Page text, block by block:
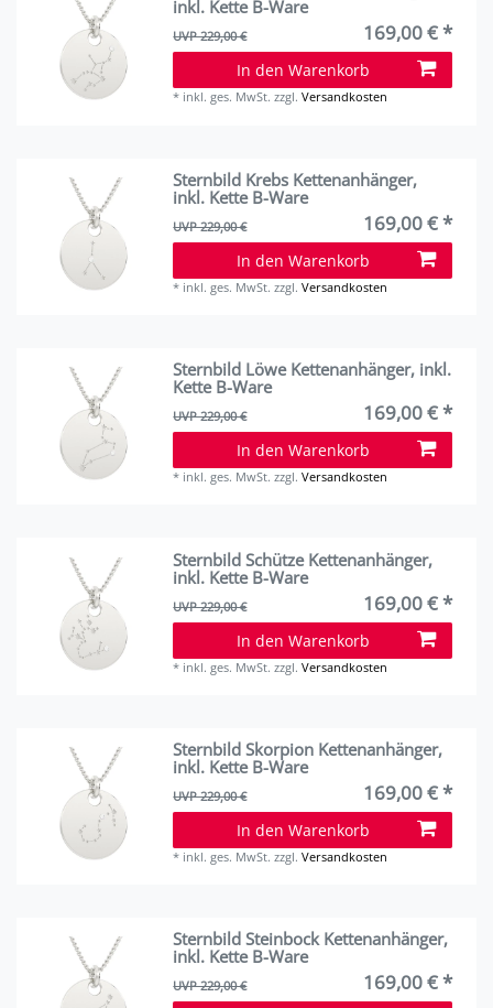
inkl. Kette B-Ware
UVP 229,00 € 169,00 € *
In den Warenkorb
* inkl. ges. MwSt. zzgl.Versandkosten
Sternbild Krebs Kettenanhänger,
inkl. Kette B-Ware
UVP 229,00 € 169,00 € *
In den Warenkorb
* inkl. ges. MwSt. zzgl.Versandkosten
Sternbild Löwe Kettenanhänger, inkl.
Kette B-Ware
UVP 229,00 € 169,00 € *
In den Warenkorb
* inkl. ges. MwSt. zzgl.Versandkosten
Sternbild Schütze Kettenanhänger,
inkl. Kette B-Ware
UVP 229,00 € 169,00 € *
In den Warenkorb
* inkl. ges. MwSt. zzgl.Versandkosten
Sternbild Skorpion Kettenanhänger,
inkl. Kette B-Ware
UVP 229,00 € 169,00 € *
In den Warenkorb
* inkl. ges. MwSt. zzgl.Versandkosten
Sternbild Steinbock Kettenanhänger,
inkl. Kette B-Ware
UVP 229,00 € 169,00 € *